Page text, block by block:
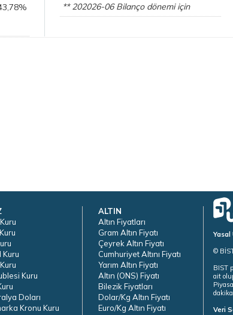
** 202026-06 Bilanço dönemi için
Kuru
Kuru
Doları
Kronu Kuru
ALTIN
Altın Fiyatları
Gram Altın Fiyatı
Çeyrek Altın Fiyatı
Cumhuriyet Altını Fiyatı
Yarım Altın Fiyatı
Altın (ONS) Fiyatı
Bilezik Fiyatları
Dolar/Kg Altın Fiyatı
Euro/Kg Altın Fiyatı
Yasal
©
BIST
ait
Veri